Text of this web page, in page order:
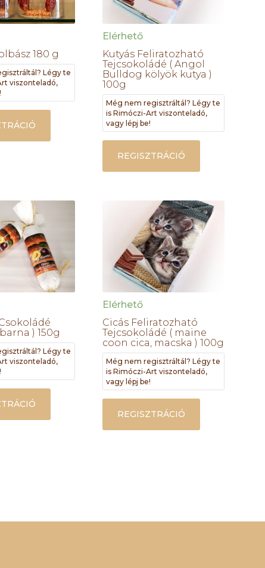
180 g
Légy te
viszonteladó,
Elérhető
Kutyás Feliratozható
Tejcsokoládé ( Angol
Bulldog kölyök kutya )
100g
Még nem regisztráltál? Légy te
is Rimóczi-Art viszonteladó,
vagy lépj be!
REGISZTRÁCIÓ
) 150g
Légy te
viszonteladó,
Elérhető
Cicás Feliratozható
Tejcsokoládé ( maine
coon cica, macska ) 100g
Még nem regisztráltál? Légy te
is Rimóczi-Art viszonteladó,
vagy lépj be!
REGISZTRÁCIÓ